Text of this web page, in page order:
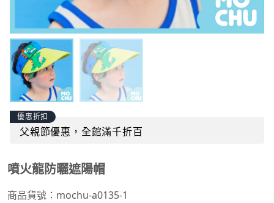
優惠折扣
父親節優惠，全館滿千折百
噴火龍防曬遮陽帽
商品貨號： mochu-a0135-1